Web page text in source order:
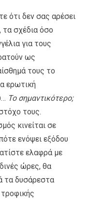
ότι δεν σας αρέσει
τα σχέδια όσο
για τους
ως
τους το
ερωτική
Το σημαντικότερο;
τους.
κινείται σε
ενόψει εξόδου
ελαφρά με
ώρες, θα
τα δυσάρεστα